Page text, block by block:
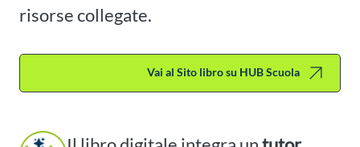
risorse collegate.
Vai al Sito libro su HUB Scuola